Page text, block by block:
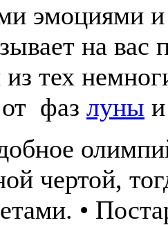
эмоциями и
на
тех
фаз луны
чертой,
•